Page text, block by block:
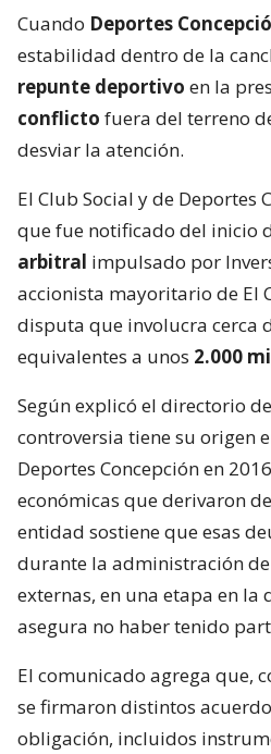
Cuando Deportes
estabilidad dentro de la
repunte deportivo en la
conflicto fuera del terreno
desviar la atención.
El Club Social y de Deportes
que fue notificado del inicio
arbitral impulsado por
accionista mayoritario de El
disputa que involucra cerca
equivalentes a unos 2.000
Según explicó el directorio
controversia tiene su origen
Deportes Concepción en
económicas que derivaron
entidad sostiene que esas
durante la administración
externas, en una etapa en la
asegura no haber tenido
El comunicado agrega que,
se firmaron distintos
obligación, incluidos